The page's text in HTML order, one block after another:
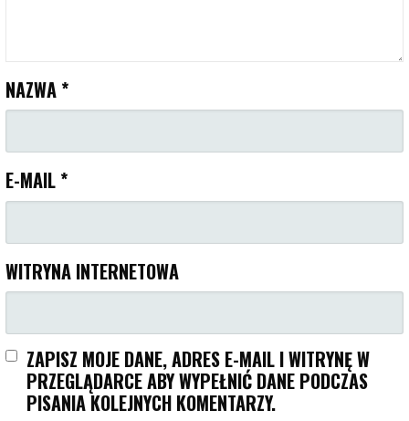
NAZWA *
E-MAIL *
WITRYNA INTERNETOWA
ZAPISZ MOJE DANE, ADRES E-MAIL I WITRYNĘ W
PRZEGLĄDARCE ABY WYPEŁNIĆ DANE PODCZAS
PISANIA KOLEJNYCH KOMENTARZY.